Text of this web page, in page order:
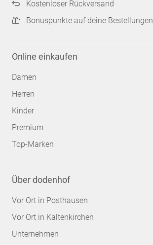
Kostenloser Rückversand
Bonuspunkte auf deine Bestellungen
Online einkaufen
Damen
Herren
Kinder
Premium
Top-Marken
Über dodenhof
Vor Ort in Posthausen
Vor Ort in Kaltenkirchen
Unternehmen